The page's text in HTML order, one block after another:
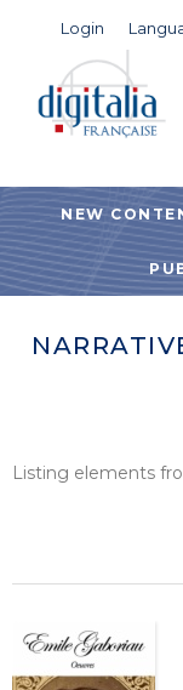
Login
NEW
Listing elements